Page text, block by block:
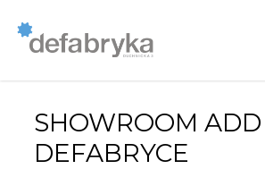
SHOWROOM
DEFABRYCE